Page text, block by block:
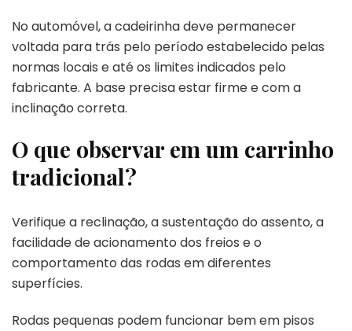
No automóvel, a cadeirinha deve permanecer
voltada para trás pelo período estabelecido pelas
normas locais e até os limites indicados pelo
fabricante. A base precisa estar firme e com a
inclinação correta.
O que observar em um carrinho
tradicional?
Verifique a reclinação, a sustentação do assento, a
facilidade de acionamento dos freios e o
comportamento das rodas em diferentes
superfícies.
Rodas pequenas podem funcionar bem em pisos